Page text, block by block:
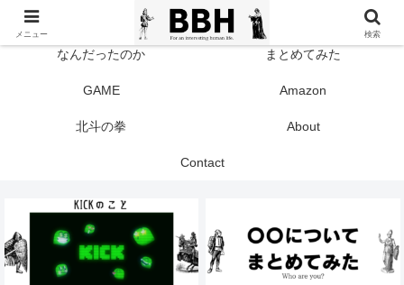
なんだったのか まとめてみた
GAME Amazon
北斗の拳 About
Contact
メニュー 検索